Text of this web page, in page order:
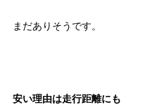
まだありそうです。
安い理由は走行距離にも